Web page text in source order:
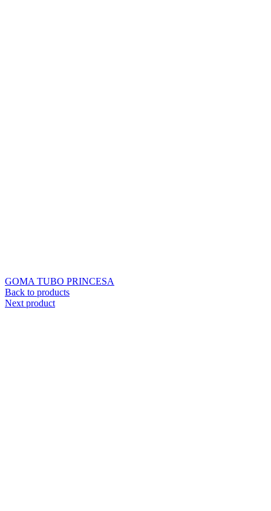
GOMA TUBO PRINCESA
Back to products
Next product